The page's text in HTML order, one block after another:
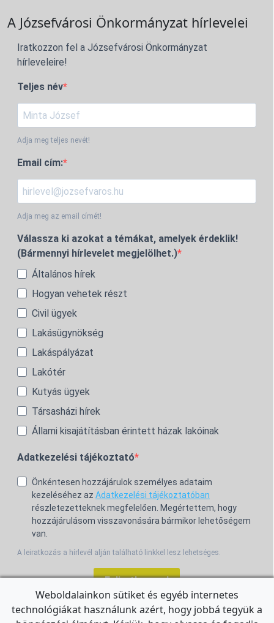
A Józsefvárosi Önkormányzat hírlevelei
Iratkozzon fel a Józsefvárosi Önkormányzat
hírleveleire!
Teljes név
Adja meg teljes nevét!
Email cím:
Adja meg az email címét!
Válassza ki azokat a témákat, amelyek érdeklik!
(Bármennyi hírlevelet megjelölhet.)
Általános hírek
Hogyan vehetek részt
Civil ügyek
Lakásügynökség
Lakáspályázat
Lakótér
Kutyás ügyek
Társasházi hírek
Állami kisajátításban érintett házak lakóinak
Adatkezelési tájékoztató
Önkéntesen hozzájárulok személyes adataim
kezeléséhez az Adatkezelési tájékoztatóban
részletezetteknek megfelelően. Megértettem, hogy
hozzájárulásom visszavonására bármikor lehetőségem
van.
A leiratkozás a hírlevél alján található linkkel lesz lehetséges.
Feliratkozom!
Weboldalainkon sütiket és egyéb internetes
technológiákat használunk azért, hogy jobbá tegyük a